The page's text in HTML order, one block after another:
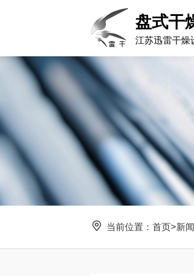
盘式干
江苏迅雷干燥
当前位置： 首页>新